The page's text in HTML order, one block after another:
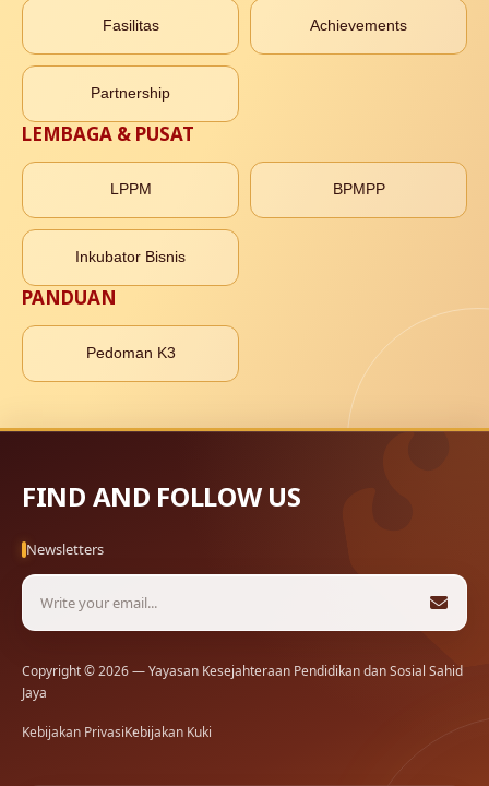
Fasilitas Achievements
Partnership
LEMBAGA & PUSAT
LPPM BPMPP
Inkubator Bisnis
PANDUAN
Pedoman K3
FIND AND FOLLOW US
Newsletters
Copyright © 2026 — Yayasan Kesejahteraan Pendidikan dan Sosial Sahid
Jaya
Kebijakan PrivasiKebijakan Kuki